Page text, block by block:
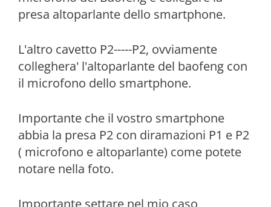
presa altoparlante dello smartphone.
L'altro cavetto P2-----P2, ovviamente
colleghera' l'altoparlante del baofeng con
il microfono dello smartphone.
Importante che il vostro smartphone
abbia la presa P2 con diramazioni P1 e P2
( microfono e altoparlante) come potete
notare nella foto.